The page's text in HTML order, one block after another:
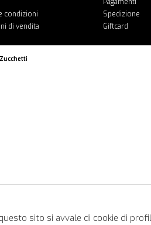
condizioni
di vendita
Spedizione
Giftcard
sito si avvale di cookie di